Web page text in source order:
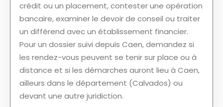
crédit ou un placement, contester une opération
bancaire, examiner le devoir de conseil ou traiter
un différend avec un établissement financier.
Pour un dossier suivi depuis Caen, demandez si
les rendez-vous peuvent se tenir sur place ou à
distance et si les démarches auront lieu à Caen,
ailleurs dans le département (Calvados) ou
devant une autre juridiction.